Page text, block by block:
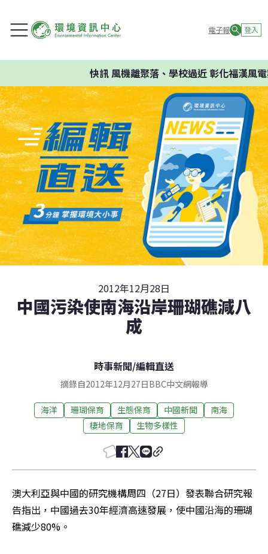
電子報 登入
快訊風機離聚落、學校過近 彰化福漢風電
2012年12月28日
中國污染使南海沿岸珊瑚礁減八
成
時事新聞/編輯直送
摘錄自2012年12月27日BBC中文網報導
海洋 珊瑚保育 生態保育 中國新聞
南海
棲地保育
生物多樣性
澳大利亞與中國的研究機構周四（27日）發表聯合研究報
告指出，中國過去30年經濟高速發展，使中國沿海的珊瑚
礁減少80%。